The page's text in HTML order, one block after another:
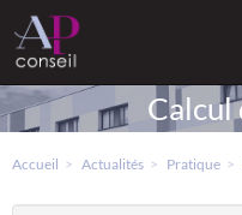
Calcul
Accueil Actualités Pratique